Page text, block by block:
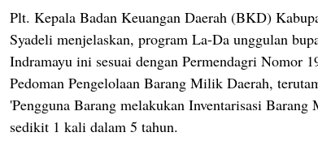
Plt. Kepala Badan Keuangan Daerah (BKD)
Syadeli menjelaskan, program La-Da unggulan
Indramayu ini sesuai dengan Permendagri Nomor
Pedoman Pengelolaan Barang Milik Daerah,
'Pengguna Barang melakukan Inventarisasi
sedikit 1 kali dalam 5 tahun.